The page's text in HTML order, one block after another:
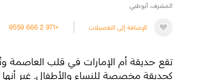
المشرف، أبوظبي
الإضافة إلى التفضيلات +971 2 666 9559
تقع حديقة أم الإمارات في قلب العاصمة
كحديقة مخصصة للنساء والأطفال. غير